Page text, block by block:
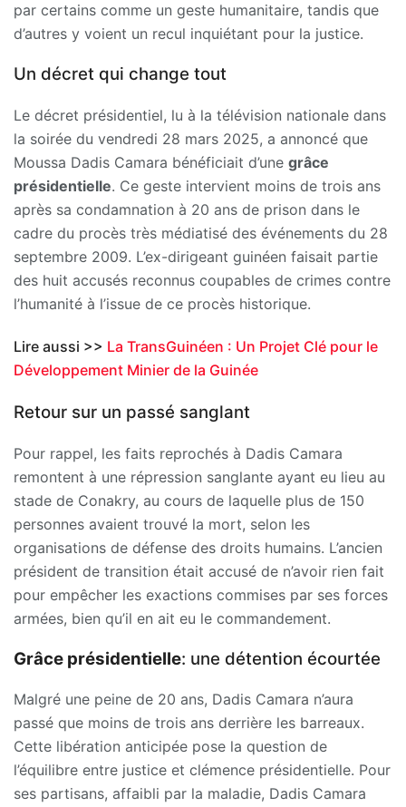
par certains comme un geste humanitaire, tandis que
d’autres y voient un recul inquiétant pour la justice.
Un décret qui change tout
Le décret présidentiel, lu à la télévision nationale dans
la soirée du vendredi 28 mars 2025, a annoncé que
Moussa Dadis Camara bénéficiait d’une grâce
présidentielle. Ce geste intervient moins de trois ans
après sa condamnation à 20 ans de prison dans le
cadre du procès très médiatisé des événements du 28
septembre 2009. L’ex-dirigeant guinéen faisait partie
des huit accusés reconnus coupables de crimes contre
l’humanité à l’issue de ce procès historique.
Lire aussi >> La TransGuinéen : Un Projet Clé pour le
Développement Minier de la Guinée
Retour sur un passé sanglant
Pour rappel, les faits reprochés à Dadis Camara
remontent à une répression sanglante ayant eu lieu au
stade de Conakry, au cours de laquelle plus de 150
personnes avaient trouvé la mort, selon les
organisations de défense des droits humains. L’ancien
président de transition était accusé de n’avoir rien fait
pour empêcher les exactions commises par ses forces
armées, bien qu’il en ait eu le commandement.
Grâce présidentielle: une détention écourtée
Malgré une peine de 20 ans, Dadis Camara n’aura
passé que moins de trois ans derrière les barreaux.
Cette libération anticipée pose la question de
l’équilibre entre justice et clémence présidentielle. Pour
ses partisans, affaibli par la maladie, Dadis Camara